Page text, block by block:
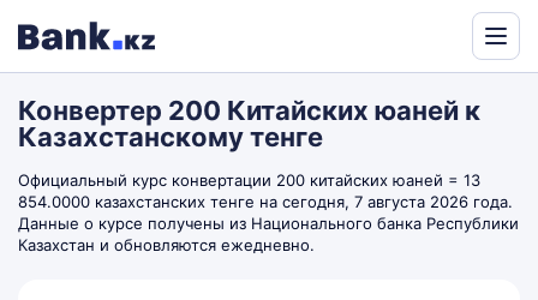
by
Translate
Конвертер 200 Китайских юаней к
Казахстанскому тенге
Официальный курс конвертации 200 китайских юаней = 13
854.0000 казахстанских тенге на сегодня, 7 августа 2026 года.
Данные о курсе получены из Национального банка Республики
Казахстан и обновляются ежедневно.